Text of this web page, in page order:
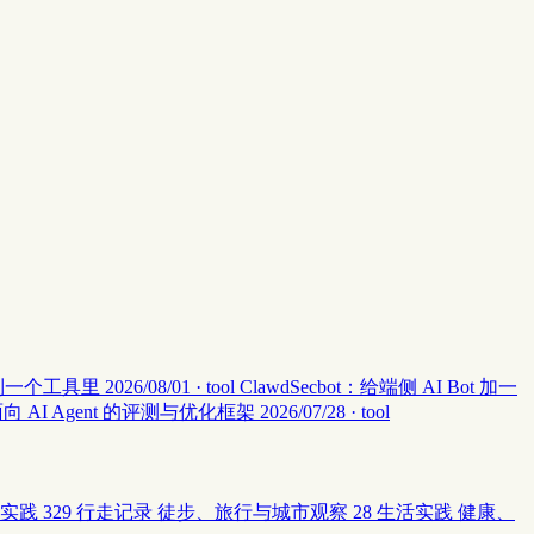
个工具里 2026/08/01 · tool ClawdSecbot：给端侧 AI Bot 加一
向 AI Agent 的评测与优化框架 2026/07/28 · tool
践 329 行走记录 徒步、旅行与城市观察 28 生活实践 健康、